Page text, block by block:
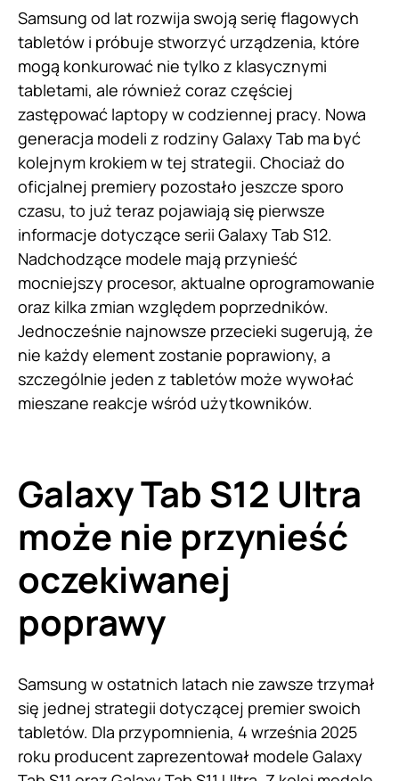
Samsung od lat rozwija swoją serię flagowych
tabletów i próbuje stworzyć urządzenia, które
mogą konkurować nie tylko z klasycznymi
tabletami, ale również coraz częściej
zastępować laptopy w codziennej pracy. Nowa
generacja modeli z rodziny Galaxy Tab ma być
kolejnym krokiem w tej strategii. Chociaż do
oficjalnej premiery pozostało jeszcze sporo
czasu, to już teraz pojawiają się pierwsze
informacje dotyczące serii Galaxy Tab S12.
Nadchodzące modele mają przynieść
mocniejszy procesor, aktualne oprogramowanie
oraz kilka zmian względem poprzedników.
Jednocześnie najnowsze przecieki sugerują, że
nie każdy element zostanie poprawiony, a
szczególnie jeden z tabletów może wywołać
mieszane reakcje wśród użytkowników.
Galaxy Tab S12 Ultra
może nie przynieść
oczekiwanej
poprawy
Samsung w ostatnich latach nie zawsze trzymał
się jednej strategii dotyczącej premier swoich
tabletów. Dla przypomnienia, 4 września 2025
roku producent zaprezentował modele Galaxy